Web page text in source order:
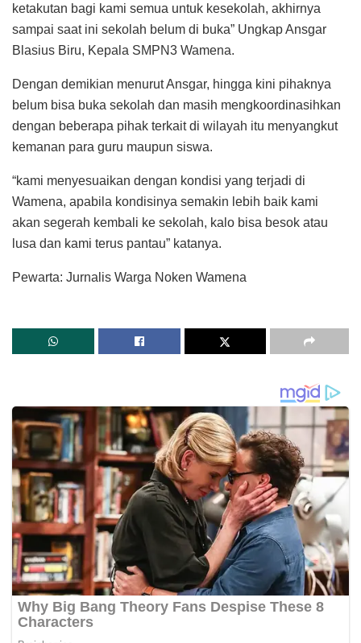
ketakutan bagi kami semua untuk kesekolah, akhirnya
sampai saat ini sekolah belum di buka” Ungkap Ansgar
Blasius Biru, Kepala SMPN3 Wamena.
Dengan demikian menurut Ansgar, hingga kini pihaknya
belum bisa buka sekolah dan masih mengkoordinasihkan
dengan beberapa pihak terkait di wilayah itu menyangkut
kemanan para guru maupun siswa.
“kami menyesuaikan dengan kondisi yang terjadi di
Wamena, apabila kondisinya semakin lebih baik kami
akan segerah kembali ke sekolah, kalo bisa besok atau
lusa dan kami terus pantau” katanya.
Pewarta: Jurnalis Warga Noken Wamena